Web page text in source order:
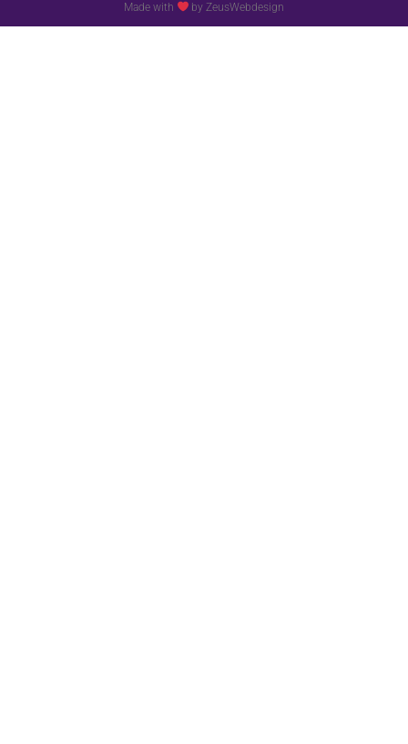
Made with by ZeusWebdesign